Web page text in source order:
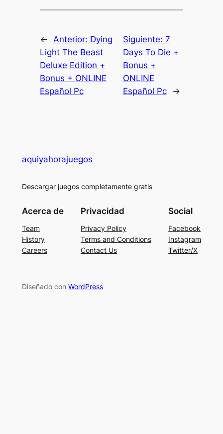
← Anterior: Dying
Light The Beast
Deluxe Edition +
Bonus + ONLINE
Español Pc
Siguiente: 7
Days To Die +
Bonus +
ONLINE
Español Pc
→
aquiyahorajuegos
Descargar juegos completamente gratis
Acerca de
Team
History
Careers
Privacidad
Privacy Policy
Terms and Conditions
Contact Us
Social
Facebook
Instagram
Twitter/X
Diseñado con WordPress